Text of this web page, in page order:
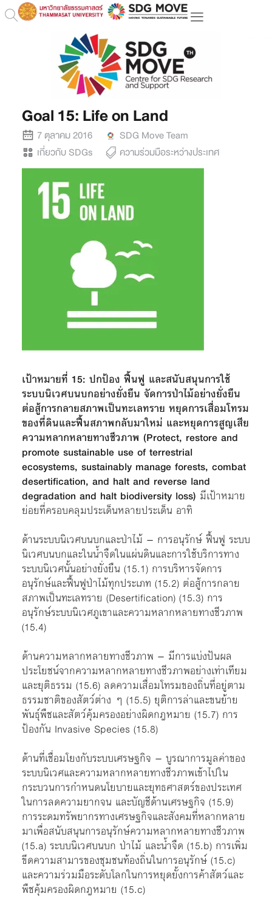
Goal 15: Life on Land
7 ตุลาคม 2016
SDG Move Team
เกี่ยวกับ SDGs
ความร่วมมือระหว่างประเทศ
เป้าหมายที่ 15: ปกป้อง ฟื้นฟู และสนับสนุนการใช้
ระบบนิเวศบนบกอย่างยั่งยืน จัดการป่าไม้อย่างยั่งยืน
ต่อสู้การกลายสภาพเป็นทะเลทราย หยุดการเสื่อมโทรม
ของที่ดินและฟื้นสภาพกลับมาใหม่ และหยุดการสูญเสีย
ความหลากหลายทางชีวภาพ (Protect, restore and
promote sustainable use of terrestrial
ecosystems, sustainably manage forests, combat
desertification, and halt and reverse land
degradation and halt biodiversity loss) มีเป้าหมาย
ย่อยที่ครอบคลุมประเด็นหลายประเด็น อาทิ
ด้านระบบนิเวศบนบกและป่าไม้ – การอนุรักษ์ ฟื้นฟู ระบบ
นิเวศบนบกและในน้ำจืดในแผ่นดินและการใช้บริการทาง
ระบบนิเวศนั้นอย่างยั่งยืน (15.1) การบริหารจัดการ
อนุรักษ์และฟื้นฟูป่าไม้ทุกประเภท (15.2) ต่อสู้การกลาย
สภาพเป็นทะเลทราย (Desertification) (15.3) การ
อนุรักษ์ระบบนิเวศภูเขาและความหลากหลายทางชีวภาพ
(15.4)
ด้านความหลากหลายทางชีวภาพ – มีการแบ่งปันผล
ประโยชน์จากความหลากหลายทางชีวภาพอย่างเท่าเทียม
และยุติธรรม (15.6) ลดความเสื่อมโทรมของถิ่นที่อยู่ตาม
ธรรมชาติของสัตว์ต่าง ๆ (15.5) ยุติการล่าและขนย้าย
พันธุ์พืชและสัตว์คุ้มครองอย่างผิดกฎหมาย (15.7) การ
ป้องกัน Invasive Species (15.8)
ด้านที่เชื่อมโยงกับระบบเศรษฐกิจ – บูรณาการมูลค่าของ
ระบบนิเวศและความหลากหลายทางชีวภาพเข้าไปใน
กระบวนการกำหนดนโยบายและยุทธศาสตร์ของประเทศ
ในการลดความยากจน และบัญชีด้านเศรษฐกิจ (15.9)
การระดมทรัพยากรทางเศรษฐกิจและสังคมที่หลากหลาย
มาเพื่อสนับสนุนการอนุรักษ์ความหลากหลายทางชีวภาพ
(15.a) ระบบนิเวศบนบก ป่าไม้ และน้ำจืด (15.b) การเพิ่ม
ขีดความสามารของชุมชนท้องถิ่นในการอนุรักษ์ (15.c)
และความร่วมมือระดับโลกในการหยุดยั้งการค้าสัตว์และ
พืชคุ้มครองผิดกฎหมาย (15.c)